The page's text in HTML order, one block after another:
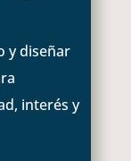
y diseñar
interés y